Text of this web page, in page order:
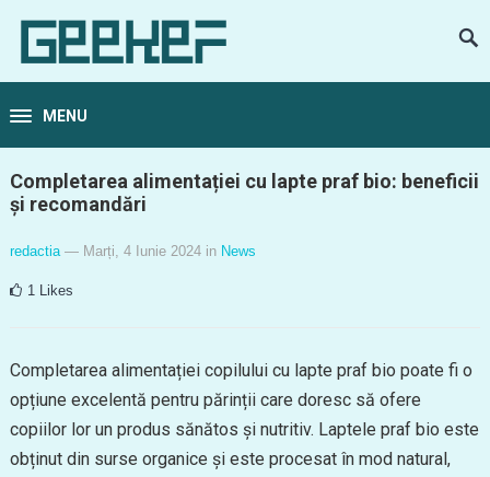
MENU
Completarea alimentației cu lapte praf bio: beneficii
și recomandări
redactia — Marți, 4 Iunie 2024 in News
1 Likes
Completarea alimentației copilului cu lapte praf bio poate fi o
opțiune excelentă pentru părinții care doresc să ofere
copiilor lor un produs sănătos și nutritiv. Laptele praf bio este
obținut din surse organice și este procesat în mod natural,